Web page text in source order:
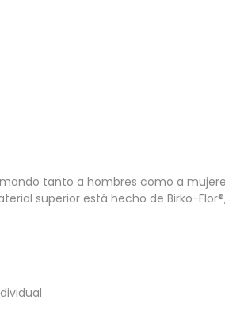
tanto a hombres como a
superior está hecho de Birko-